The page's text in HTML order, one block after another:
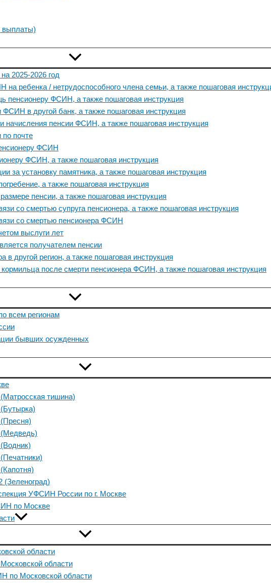
2025-2026 год
ребенка / нетрудоспособного члена семьи, а также пошаговая
пенсионеру ФСИН, а также пошаговая инструкция
в другой банк, а также пошаговая инструкция
начисления пенсии ФСИН, а также пошаговая инструкция
по почте
ФСИН
ФСИН, а также пошаговая инструкция
за установку памятника, а также пошаговая инструкция
а также пошаговая инструкция
пенсии, а также пошаговая инструкция
со смертью супруга пенсионера, а также пошаговая инструкция
со смертью пенсионера ФСИН
выслуги лет
получателем пенсии
в другой регион, а также пошаговая инструкция
кормильца после смерти пенсионера ФСИН, а также пошаговая инструкция
всем регионам
бывших осужденных
тишина)
УФСИН России по г. Москве
по Москве
области
области
по Московской области